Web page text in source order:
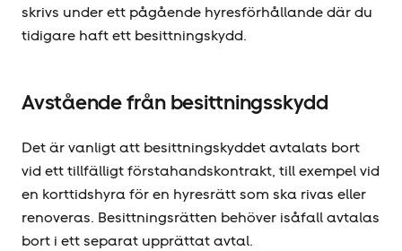
skrivs under ett pågående hyresförhållande där du
tidigare haft ett besittningskydd.
Avstående från besittningsskydd
Det är vanligt att besittningskyddet avtalats bort
vid ett tillfälligt förstahandskontrakt, till exempel vid
en korttidshyra för en hyresrätt som ska rivas eller
renoveras. Besittningsrätten behöver isåfall avtalas
bort i ett separat upprättat avtal.